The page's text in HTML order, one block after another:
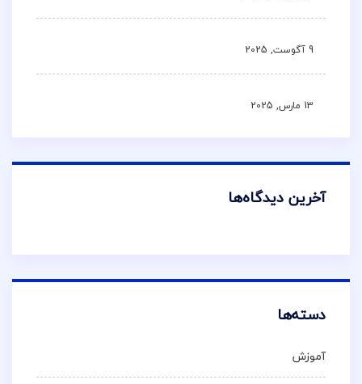
9 آگوست, 2025
13 مارس, 2025
آخرین دیدگاه‌ها
دسته‌ها
آموزش